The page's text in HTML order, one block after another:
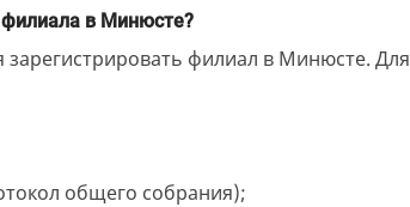
в Минюсте?
зарегистрировать филиал в Минюсте. Для
общего собрания);